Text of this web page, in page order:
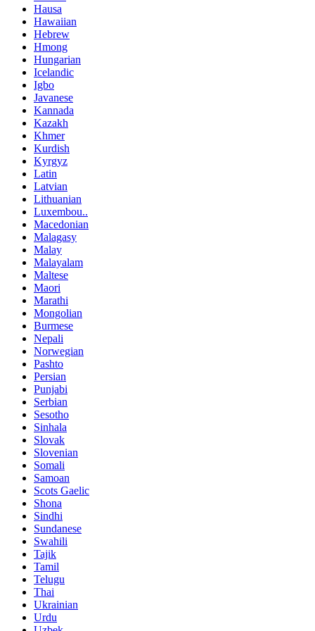
Hausa
Hawaiian
Hebrew
Hmong
Hungarian
Icelandic
Igbo
Javanese
Kannada
Kazakh
Khmer
Kurdish
Kyrgyz
Latin
Latvian
Lithuanian
Luxembou..
Macedonian
Malagasy
Malay
Malayalam
Maltese
Maori
Marathi
Mongolian
Burmese
Nepali
Norwegian
Pashto
Persian
Punjabi
Serbian
Sesotho
Sinhala
Slovak
Slovenian
Somali
Samoan
Scots Gaelic
Shona
Sindhi
Sundanese
Swahili
Tajik
Tamil
Telugu
Thai
Ukrainian
Urdu